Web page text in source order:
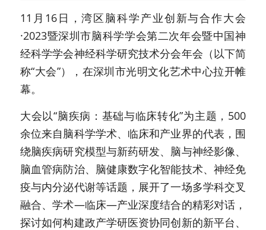
11月16日，湾区脑科学产业创新与合作大会
·2023暨深圳市脑科学学会第二次年会暨中国神
经科学学会神经科学研究技术分会年会（以下简
称“大会”），在深圳市光明文化艺术中心拉开帷
幕。
大会以“脑疾病：基础与临床转化”为主题，500
余位来自脑科学学术、临床和产业界的代表，围
绕脑疾病研究模型与新药研发、脑与神经影像、
脑血管病防治、脑健康数字化智能技术、神经免
疫与内分泌代谢等话题，展开了一场多学科交叉
融合、学术—临床—产业深度结合的精彩对话，
探讨如何构建政产学研医资协同创新的新平台、